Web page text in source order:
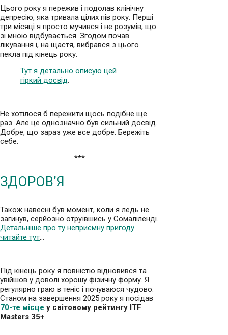
Цього року я пережив і подолав клінічну
депресію, яка тривала цілих пів року. Перші
три місяці я просто мучився і не розумів, що
зі мною відбувається. Згодом почав
лікування і, на щастя, вибрався з цього
пекла під кінець року.
Тут я детально описую цей
гіркий досвід.
Не хотілося б пережити щось подібне ще
раз. Але це однозначно був сильний досвід.
Добре, що зараз уже все добре. Бережіть
себе.
***
ЗДОРОВ’Я
Також навесні був момент, коли я ледь не
загинув, серйозно отруївшись у Сомаліленді.
Детальніше про ту неприємну пригоду
читайте тут…
Під кінець року я повністю відновився та
увійшов у доволі хорошу фізичну форму. Я
регулярно граю в теніс і почуваюся чудово.
Станом на завершення 2025 року я посідав
70-те місце у світовому рейтингу ITF
Masters 35+.